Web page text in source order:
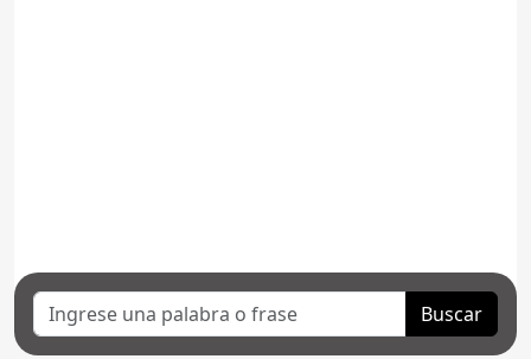
Buscar